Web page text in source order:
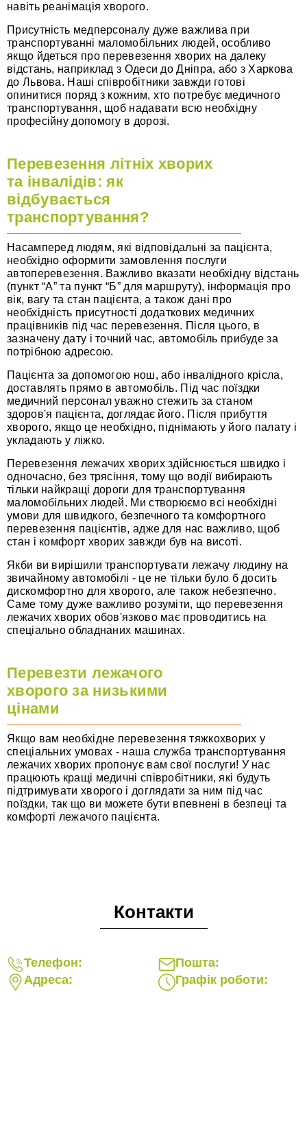
навіть реанімація хворого.
Присутність медперсоналу дуже важлива при
транспортуванні маломобільних людей, особливо
якщо йдеться про перевезення хворих на далеку
відстань, наприклад з Одеси до Дніпра, або з Харкова
до Львова. Наші співробітники завжди готові
опинитися поряд з кожним, хто потребує медичного
транспортування, щоб надавати всю необхідну
професійну допомогу в дорозі.
Перевезення літніх хворих
та інвалідів: як
відбувається
транспортування?
Насамперед людям, які відповідальні за пацієнта,
необхідно оформити замовлення послуги
автоперевезення. Важливо вказати необхідну відстань
(пункт “А” та пункт “Б” для маршруту), інформація про
вік, вагу та стан пацієнта, а також дані про
необхідність присутності додаткових медичних
працівників під час перевезення. Після цього, в
зазначену дату і точний час, автомобіль прибуде за
потрібною адресою.
Пацієнта за допомогою нош, або інвалідного крісла,
доставлять прямо в автомобіль. Під час поїздки
медичний персонал уважно стежить за станом
здоров'я пацієнта, доглядає його. Після прибуття
хворого, якщо це необхідно, піднімають у його палату і
укладають у ліжко.
Перевезення лежачих хворих здійснюється швидко і
одночасно, без трясіння, тому що водії вибирають
тільки найкращі дороги для транспортування
маломобільних людей. Ми створюємо всі необхідні
умови для швидкого, безпечного та комфортного
перевезення пацієнтів, адже для нас важливо, щоб
стан і комфорт хворих завжди був на висоті.
Якби ви вирішили транспортувати лежачу людину на
звичайному автомобілі - це не тільки було б досить
дискомфортно для хворого, але також небезпечно.
Саме тому дуже важливо розуміти, що перевезення
лежачих хворих обов'язково має проводитись на
спеціально обладнаних машинах.
Перевезти лежачого
хворого за низькими
цінами
Якщо вам необхідне перевезення тяжкохворих у
спеціальних умовах - наша служба транспортування
лежачих хворих пропонує вам свої послуги! У нас
працюють кращі медичні співробітники, які будуть
підтримувати хворого і доглядати за ним під час
поїздки, так що ви можете бути впевнені в безпеці та
комфорті лежачого пацієнта.
Контакти
Телефон:
Пошта:
Адреса:
Графік роботи: